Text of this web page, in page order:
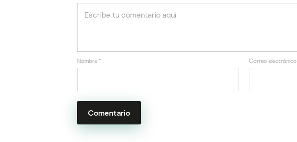
Nombre * Correo electrónico